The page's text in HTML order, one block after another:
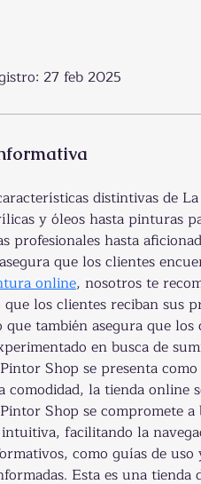
27 feb 2025
distintivas de
y óleos hasta pinturas
profesionales hasta
que los clientes
online, nosotros te
los clientes reciban sus
también asegura que
en busca de
Shop se presenta
comodidad, la tienda online
Shop se compromete
facilitando la
como guías de
Esta es una